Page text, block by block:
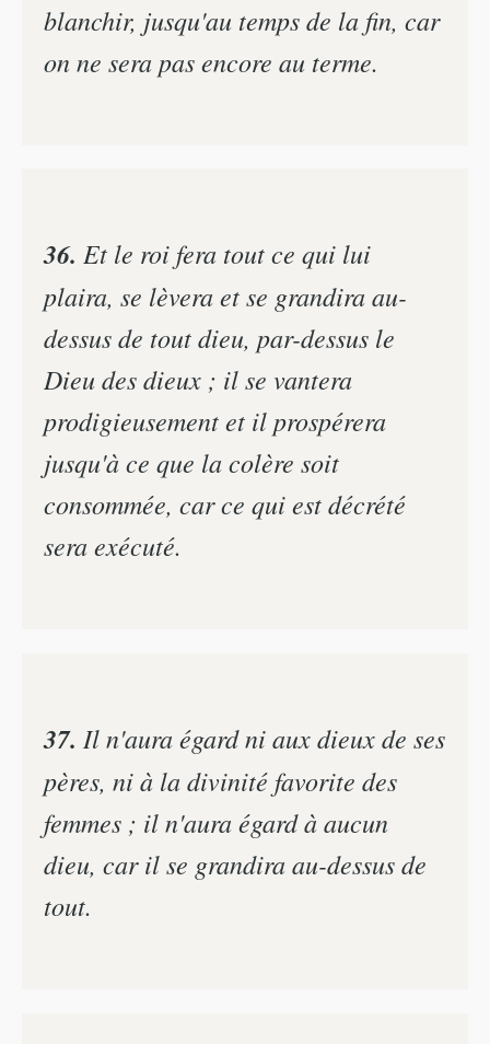
blanchir, jusqu'au temps de la fin, car
on ne sera pas encore au terme.
36. Et le roi fera tout ce qui lui
plaira, se lèvera et se grandira au-
dessus de tout dieu, par-dessus le
Dieu des dieux ; il se vantera
prodigieusement et il prospérera
jusqu'à ce que la colère soit
consommée, car ce qui est décrété
sera exécuté.
37. Il n'aura égard ni aux dieux de ses
pères, ni à la divinité favorite des
femmes ; il n'aura égard à aucun
dieu, car il se grandira au-dessus de
tout.